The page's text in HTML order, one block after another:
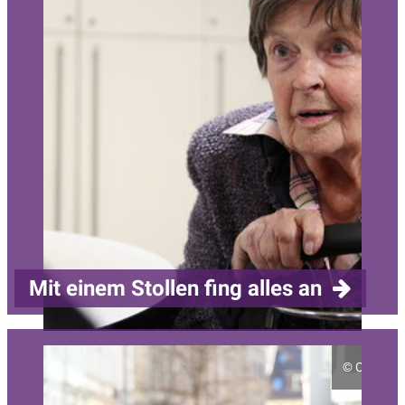
Annemarie Streit
Mit einem Stollen fing alles an
©